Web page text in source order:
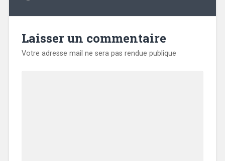
Laisser un commentaire
Votre adresse mail ne sera pas rendue publique